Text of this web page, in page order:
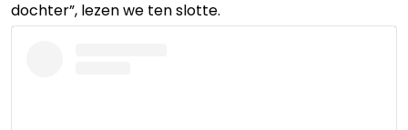
dochter”, lezen we ten slotte.